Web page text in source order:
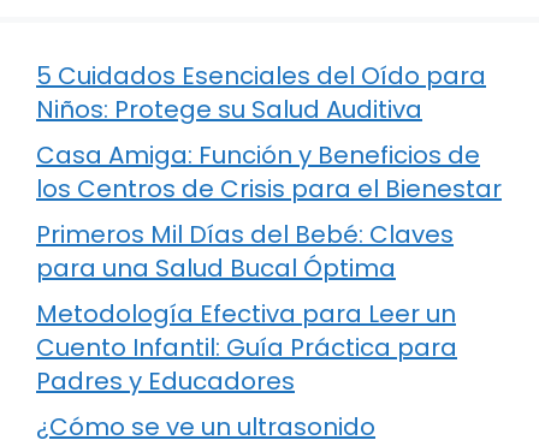
5 Cuidados Esenciales del Oído para
Niños: Protege su Salud Auditiva
Casa Amiga: Función y Beneficios de
los Centros de Crisis para el Bienestar
Primeros Mil Días del Bebé: Claves
para una Salud Bucal Óptima
Metodología Efectiva para Leer un
Cuento Infantil: Guía Práctica para
Padres y Educadores
¿Cómo se ve un ultrasonido